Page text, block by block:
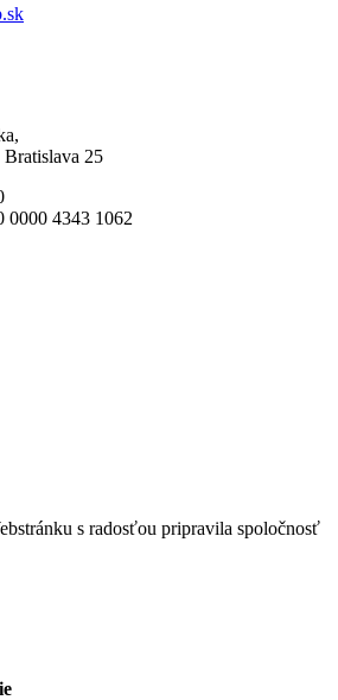
25
0000 4343 1062
s radosťou pripravila spoločnosť